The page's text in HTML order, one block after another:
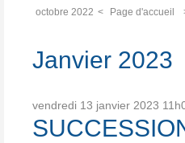
octobre 2022 Page d'accueil
Janvier 2023
vendredi 13 janvier 2023